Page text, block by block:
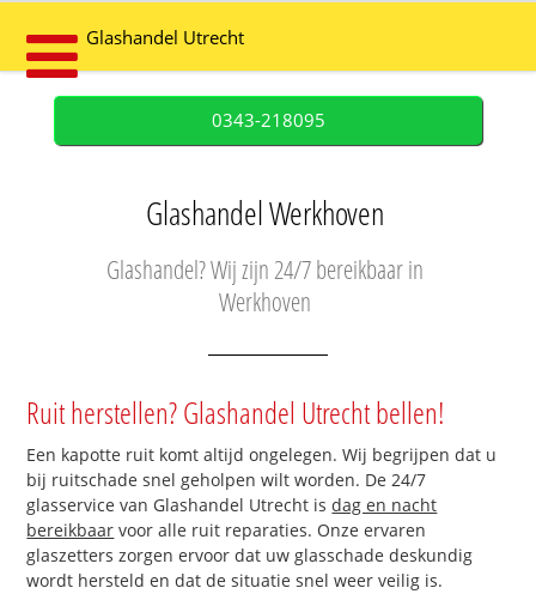
Glashandel Utrecht
0343-218095
Glashandel Werkhoven
Glashandel? Wij zijn 24/7 bereikbaar in
Werkhoven
Ruit herstellen? Glashandel Utrecht bellen!
Een kapotte ruit komt altijd ongelegen. Wij begrijpen dat u
bij ruitschade snel geholpen wilt worden. De 24/7
glasservice van Glashandel Utrecht isdag en nacht
bereikbaar voor alle ruit reparaties. Onze ervaren
glaszetters zorgen ervoor dat uw glasschade deskundig
wordt hersteld en dat de situatie snel weer veilig is.